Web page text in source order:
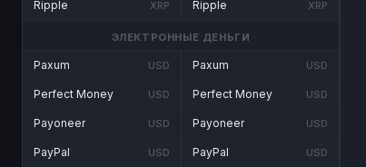
Ripple XRP Ripple XRP
ЭЛЕКТРОННЫЕ ДЕНЬГИ
Paxum USD
Perfect Money USD
Payoneer USD
PayPal USD
Paxum USD
Perfect Money USD
Payoneer USD
PayPal USD